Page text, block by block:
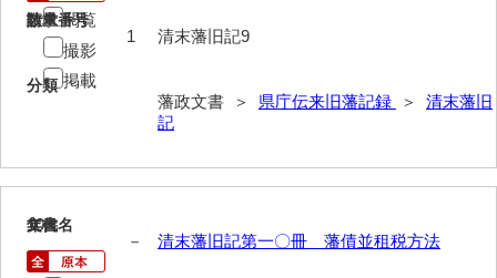
請求番号
清末藩旧記9
分類
藩政文書 ＞ 県庁伝来旧藩記録 ＞ 清末藩旧
記
数量
1
閲覧
撮影
掲載
10
文書名
清末藩旧記第一〇冊 藩債並租税方法
年代
－